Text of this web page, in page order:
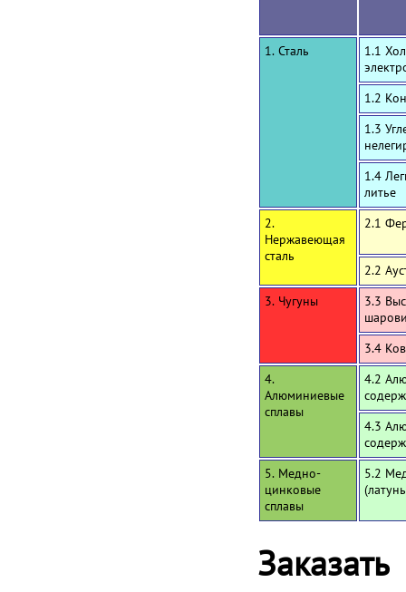
1. Сталь
1.1
1.2
1.3
1.4
литье
2.
Нержавеющая
сталь
2.1
2.2
3. Чугуны
3.3
3.4
4.
Алюминиевые
сплавы
4.2
4.3
5. Медно-
цинковые
сплавы
5.2
Заказать